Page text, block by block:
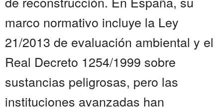
marco normativo incluye la Ley
21/2013 de evaluación ambiental y el
Real Decreto 1254/1999 sobre
sustancias peligrosas, pero las
instituciones avanzadas han